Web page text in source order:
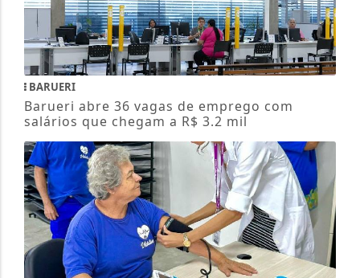
BARUERI
Barueri abre 36 vagas de emprego com
salários que chegam a R$ 3.2 mil